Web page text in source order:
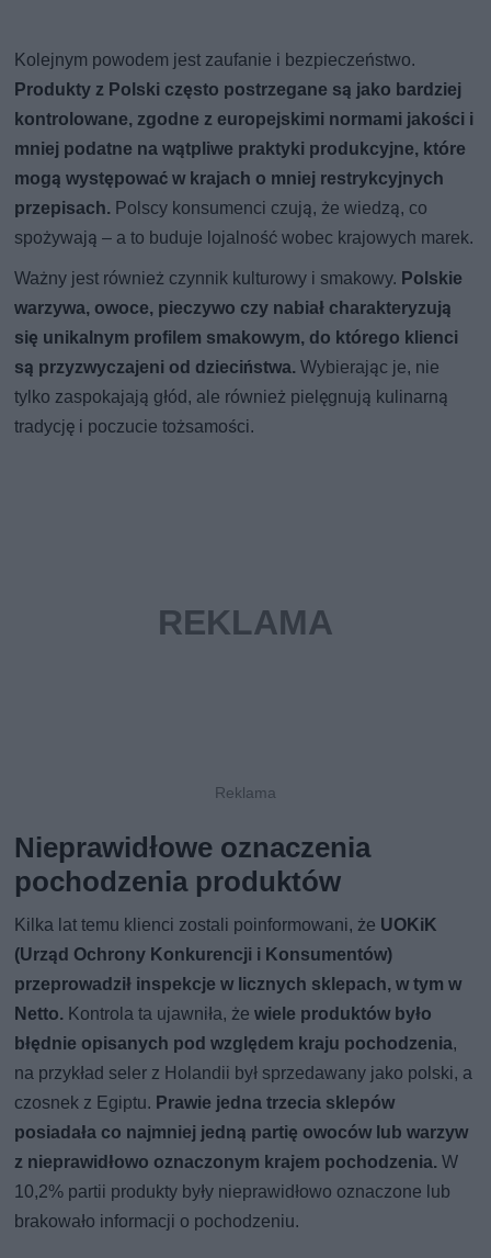
Kolejnym powodem jest zaufanie i bezpieczeństwo.
Produkty z Polski często postrzegane są jako bardziej
kontrolowane, zgodne z europejskimi normami jakości i
mniej podatne na wątpliwe praktyki produkcyjne, które
mogą występować w krajach o mniej restrykcyjnych
przepisach. Polscy konsumenci czują, że wiedzą, co
spożywają – a to buduje lojalność wobec krajowych marek.
Ważny jest również czynnik kulturowy i smakowy. Polskie
warzywa, owoce, pieczywo czy nabiał charakteryzują
się unikalnym profilem smakowym, do którego klienci
są przyzwyczajeni od dzieciństwa. Wybierając je, nie
tylko zaspokajają głód, ale również pielęgnują kulinarną
tradycję i poczucie tożsamości.
Nieprawidłowe oznaczenia
pochodzenia produktów
Kilka lat temu klienci zostali poinformowani, że UOKiK
(Urząd Ochrony Konkurencji i Konsumentów)
przeprowadził inspekcje w licznych sklepach, w tym w
Netto. Kontrola ta ujawniła, żewiele produktów było
błędnie opisanych pod względem kraju pochodzenia,
na przykład seler z Holandii był sprzedawany jako polski, a
czosnek z Egiptu. Prawie jedna trzecia sklepów
posiadała co najmniej jedną partię owoców lub warzyw
z nieprawidłowo oznaczonym krajem pochodzenia. W
10,2% partii produkty były nieprawidłowo oznaczone lub
brakowało informacji o pochodzeniu.